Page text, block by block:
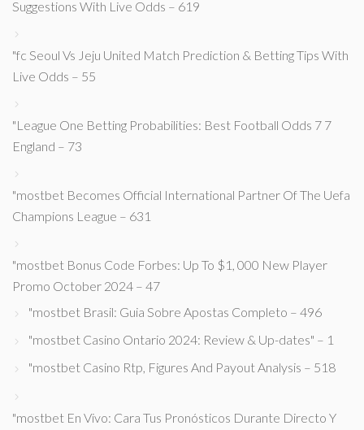
Suggestions With Live Odds – 619
"fc Seoul Vs Jeju United Match Prediction & Betting Tips With
Live Odds – 55
"League One Betting Probabilities: Best Football Odds 7 7
England – 73
"mostbet Becomes Official International Partner Of The Uefa
Champions League – 631
"mostbet Bonus Code Forbes: Up To $1, 000 New Player
Promo October 2024 – 47
"mostbet Brasil: Guia Sobre Apostas Completo – 496
"mostbet Casino Ontario 2024: Review & Up-dates" – 1
"mostbet Casino Rtp, Figures And Payout Analysis – 518
"mostbet En Vivo: Cara Tus Pronósticos Durante Directo Y